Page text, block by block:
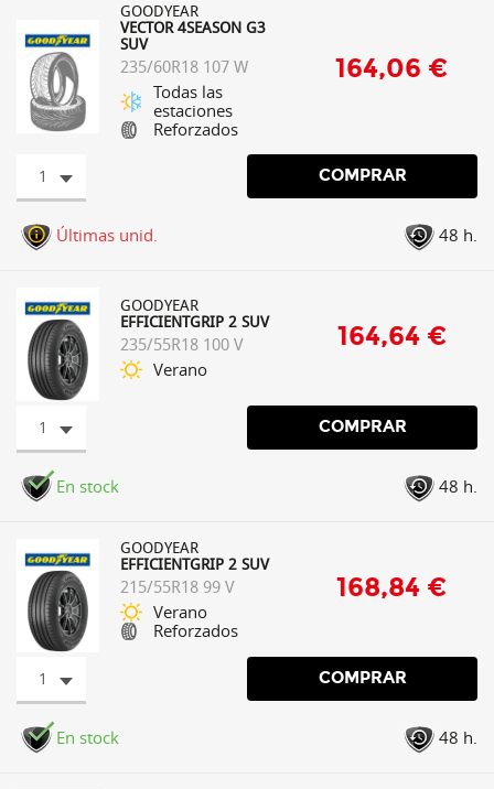
GOODYEAR
VECTOR 4SEASON G3
SUV
235/60R18 107 W
Todas las
estaciones
Reforzados
164,06 €
1 COMPRAR
Últimas unid. 48 h.
GOODYEAR
EFFICIENTGRIP 2 SUV
235/55R18 100 V
Verano
164,64 €
1 COMPRAR
En stock 48 h.
GOODYEAR
EFFICIENTGRIP 2 SUV
215/55R18 99 V
Verano
Reforzados
168,84 €
1 COMPRAR
En stock 48 h.